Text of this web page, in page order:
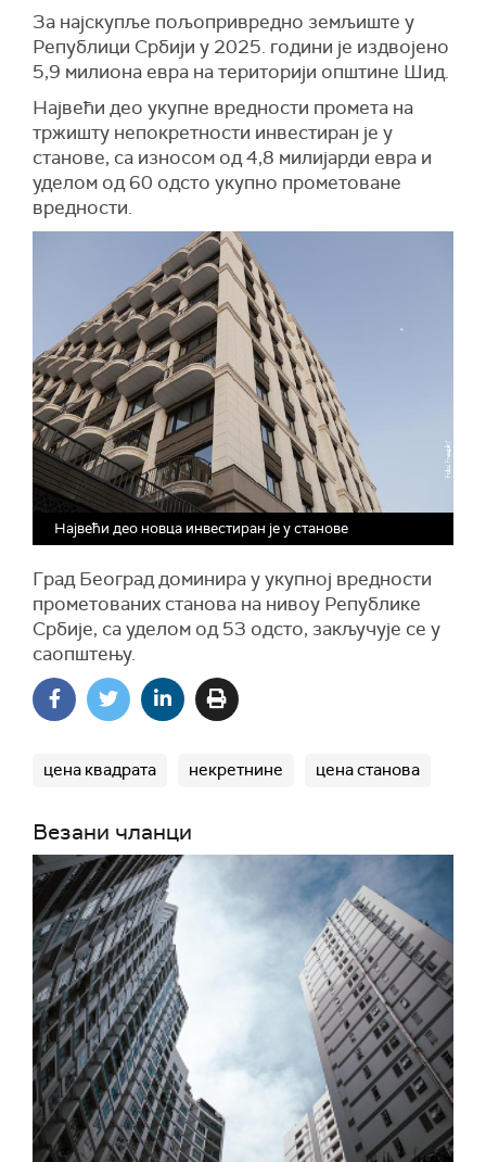
За најскупље пољопривредно земљиште у
Републици Србији у 2025. години је издвојено
5,9 милиона евра на територији општине Шид.
Највећи део укупне вредности промета на
тржишту непокретности инвестиран је у
станове, са износом од 4,8 милијарди евра и
уделом од 60 одсто укупно прометоване
вредности.
Највећи део новца инвестиран је у станове
Град Београд доминира у укупној вредности
прометованих станова на нивоу Републике
Србије, са уделом од 53 одсто, закључује се у
саопштењу.
цена квадрата некретнине цена станова
Везани чланци